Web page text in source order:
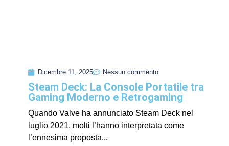
Dicembre 11, 2025 Nessun commento
Steam Deck: La Console Portatile tra
Gaming Moderno e Retrogaming
Quando Valve ha annunciato Steam Deck nel
luglio 2021, molti l’hanno interpretata come
l’ennesima proposta...